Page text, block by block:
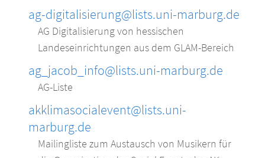
ag-digitalisierung@lists.uni-marburg.de
AG Digitalisierung von hessischen
Landeseinrichtungen aus dem GLAM-Bereich
ag_jacob_info@lists.uni-marburg.de
AG-Liste
akklimasocialevent@lists.uni-
marburg.de
Mailingliste zum Austausch von Musikern für